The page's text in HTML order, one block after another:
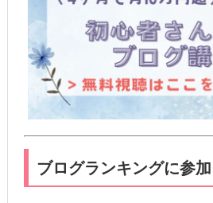
ブログランキングに参